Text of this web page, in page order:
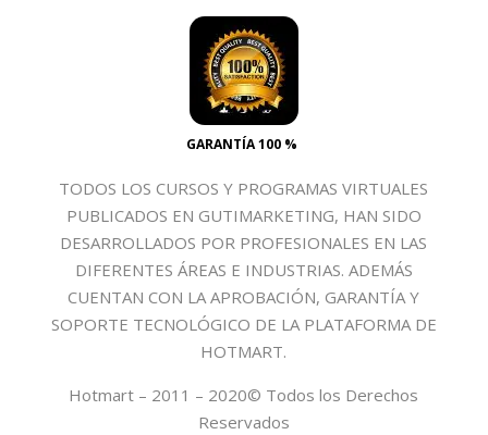
GARANTÍA 100 %
TODOS LOS CURSOS Y PROGRAMAS VIRTUALES
PUBLICADOS EN GUTIMARKETING, HAN SIDO
DESARROLLADOS POR PROFESIONALES EN LAS
DIFERENTES ÁREAS E INDUSTRIAS. ADEMÁS
CUENTAN CON LA APROBACIÓN, GARANTÍA Y
SOPORTE TECNOLÓGICO DE LA PLATAFORMA DE
HOTMART.
Hotmart – 2011 – 2020© Todos los Derechos
Reservados